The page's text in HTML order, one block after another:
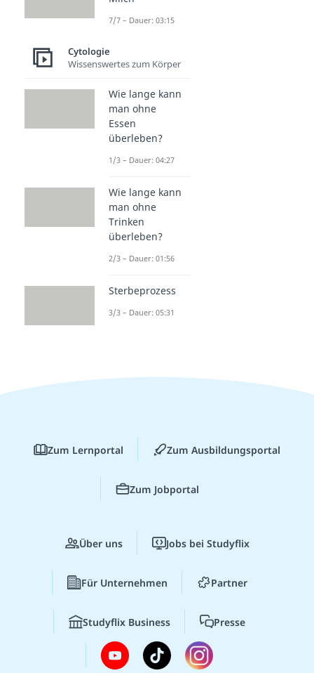
7/7 – Dauer: 03:15
Cytologie
Wissenswertes zum Körper
Wie lange kann
man ohne
Essen
überleben?
1/3 – Dauer: 04:27
Wie lange kann
man ohne
Trinken
überleben?
2/3 – Dauer: 01:56
Sterbeprozess
3/3 – Dauer: 05:31
Zum Lernportal Zum Ausbildungsportal
Zum Jobportal
Über uns Jobs bei Studyflix
Für Unternehmen Partner
Studyflix Business Presse